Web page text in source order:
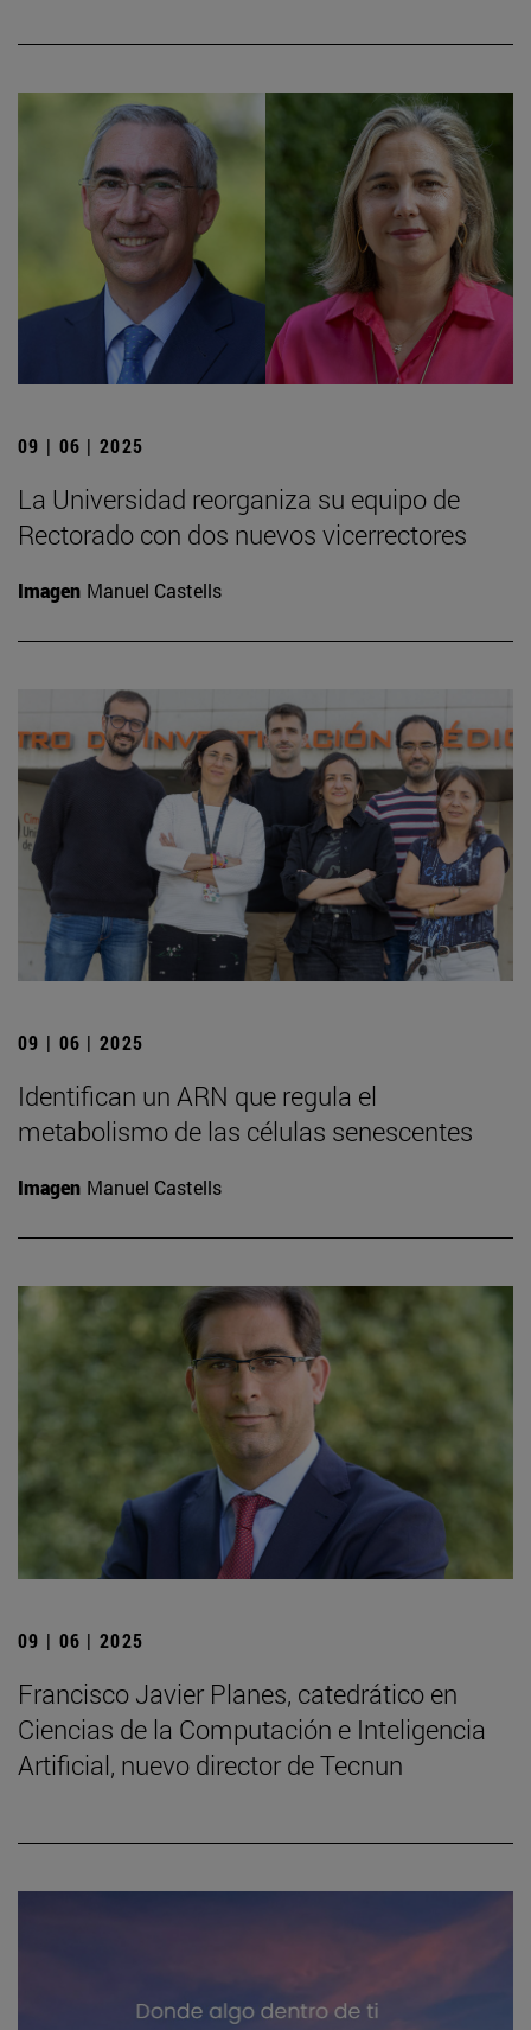
09 | 06 | 2025
La Universidad reorganiza su equipo de
Rectorado con dos nuevos vicerrectores
Imagen Manuel Castells
09 | 06 | 2025
Identifican un ARN que regula el
metabolismo de las células senescentes
Imagen Manuel Castells
09 | 06 | 2025
Francisco Javier Planes, catedrático en
Ciencias de la Computación e Inteligencia
Artificial, nuevo director de Tecnun